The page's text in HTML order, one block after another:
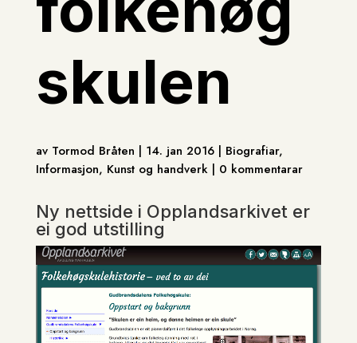
skulen
av Tormod Bråten | 14. jan 2016 | Biografiar,
Informasjon, Kunst og handverk | 0 kommentarar
Ny nettside i Opplandsarkivet er
ei god utstilling